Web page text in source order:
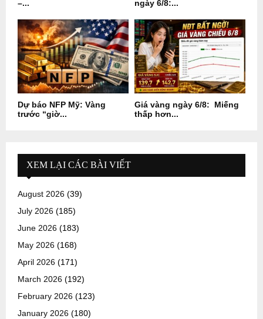
–...
ngày 6/8:...
Dự báo NFP Mỹ: Vàng
trước “giờ...
Giá vàng ngày 6/8: Miếng
thấp hơn...
XEM LẠI CÁC BÀI VIẾT
August 2026 (39)
July 2026 (185)
June 2026 (183)
May 2026 (168)
April 2026 (171)
March 2026 (192)
February 2026 (123)
January 2026 (180)